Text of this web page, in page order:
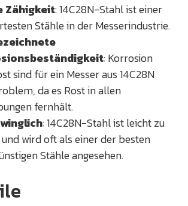
Zähigkeit: 14C28N-Stahl ist einer
Stähle in der Messerindustrie.
: Korrosion
sind für ein Messer aus 14C28N
da es Rost in allen
fernhält.
: 14C28N-Stahl ist leicht zu
wird oft als einer der besten
Stähle angesehen.